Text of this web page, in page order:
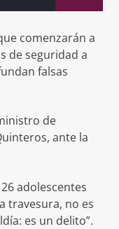
comenzarán a
de seguridad a
falsas
de
ante la
adolescentes
travesura, no es
es un delito”.